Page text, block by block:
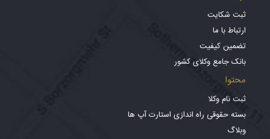
ثبت شکایت
ارتباط با ما
تضمین کیفیت
بانک جامع وکلای کشور
محتوا
ثبت نام وکلا
بسته حقوقی راه اندازی استارت آپ ها
وبلاگ